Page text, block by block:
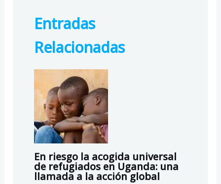
o
o
k
a
m
s
A
p
p
c
o
Entradas
Relacionadas
En riesgo la acogida universal
de refugiados en Uganda: una
llamada a la acción global